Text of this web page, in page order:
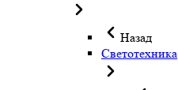
Назад
Светотехника